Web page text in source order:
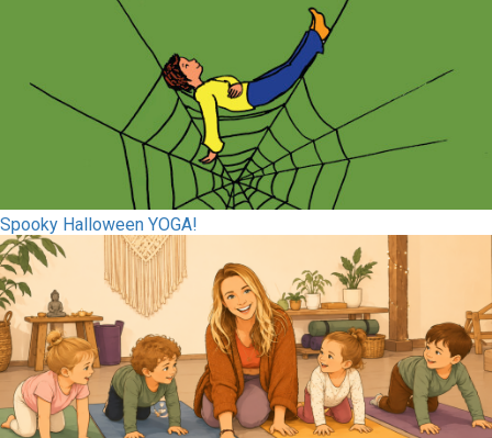
Spooky Halloween YOGA!